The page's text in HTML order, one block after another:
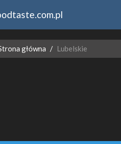
główna Lubelskie